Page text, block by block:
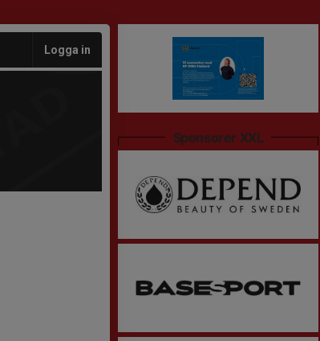
Logga in
Sponsorer XXL